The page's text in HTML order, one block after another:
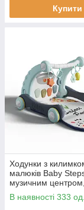
Купити
Ходунки з
малюків Baby
музичним центром,
бізабордом, піаніно
Bluetooth
В наявності 333 од.